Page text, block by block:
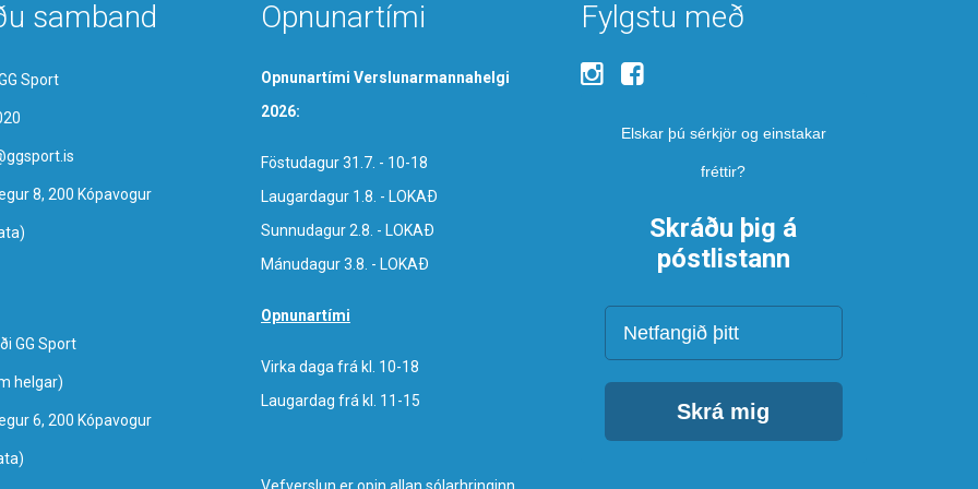
samband
Sport
8, 200 Kópavogur
GG Sport
helgar)
6, 200 Kópavogur
Opnunartími
Opnunartími Verslunarmannahelgi
2026:
Föstudagur 31.7. - 10-18
Laugardagur 1.8. - LOKAÐ
Sunnudagur 2.8. - LOKAÐ
Mánudagur 3.8. - LOKAÐ
Opnunartími
Virka daga frá kl. 10-18
Laugardag frá kl. 11-15
Fylgstu með
Elskar þú sérkjör og einstakar
fréttir?
Skráðu þig á
póstlistann
Netfang
Skrá mig